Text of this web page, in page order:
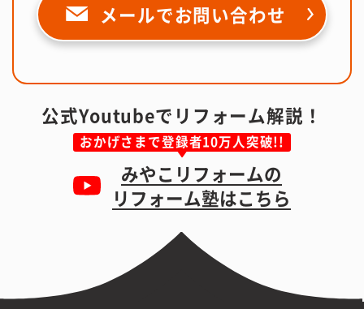
メールでお問い合わせ
公式Youtubeでリフォーム解説！
おかげさまで登録者10万人突破!!
みやこリフォームの
リフォーム塾はこちら